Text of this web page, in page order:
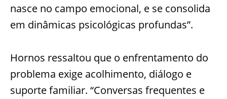
nasce no campo emocional, e se consolida
em dinâmicas psicológicas profundas”.
Hornos ressaltou que o enfrentamento do
problema exige acolhimento, diálogo e
suporte familiar. “Conversas frequentes e